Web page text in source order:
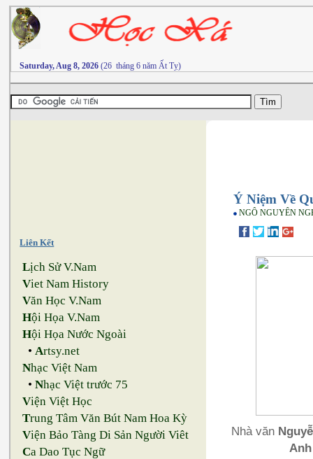
Saturday, Aug 8, 2026 (26 tháng 6 năm Ất Tỵ)
Liên Kết
Lịch Sử V.Nam
Viet Nam History
Văn Học V.Nam
Hội Họa V.Nam
Hội Họa Nước Ngoài
•Artsy.net
Nhạc Việt Nam
•Nhạc Việt trước 75
Viện Việt Học
Trung Tâm Văn Bút Nam Hoa Kỳ
Viện Bảo Tàng Di Sản Người Viêt
Ca Dao Tục Ngữ
Ý Niệm Về
NGÔ NGUYÊN
Nhà văn
Anh